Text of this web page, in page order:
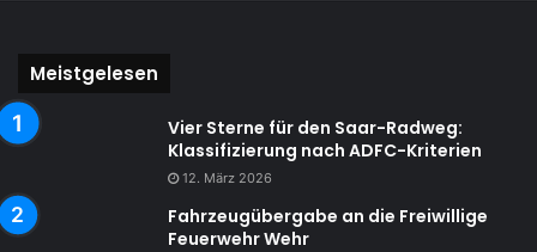
Meistgelesen
Vier Sterne für den Saar-Radweg:
Klassifizierung nach ADFC-Kriterien
12. März 2026
Fahrzeugübergabe an die Freiwillige
Feuerwehr Wehr